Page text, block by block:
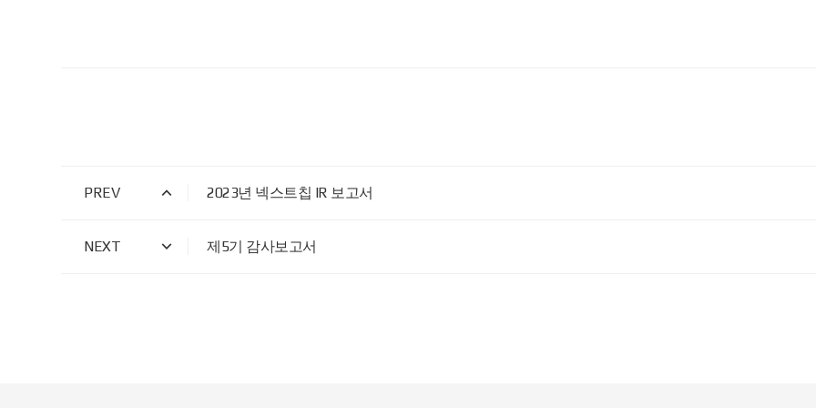
PREV 2023년 넥스트칩 IR 보고서
NEXT 제5기 감사보고서